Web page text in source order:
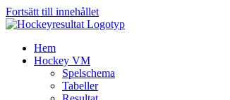
Fortsätt till innehållet
Hem
Hockey VM
Spelschema
Tabeller